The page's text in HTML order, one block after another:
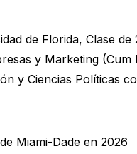
de Florida, Clase de
y Marketing
y Ciencias Políticas
Miami-Dade en 2026